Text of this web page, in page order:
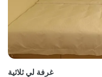
غرفة لي ثلاثية